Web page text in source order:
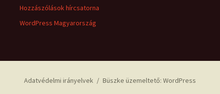
Hozzászólások hírcsatorna
WordPress Magyarország
Adatvédelmi irányelvek Büszke üzemeltető: WordPress